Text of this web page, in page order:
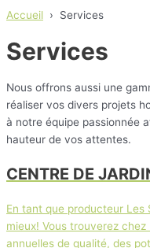
Accueil › Services
Services
Nous offrons aussi une
réaliser vos divers projets
à notre équipe passionnée
hauteur de vos attentes.
CENTRE DE
En tant que producteur Les
mieux! Vous trouverez
annuelles de qualité, des